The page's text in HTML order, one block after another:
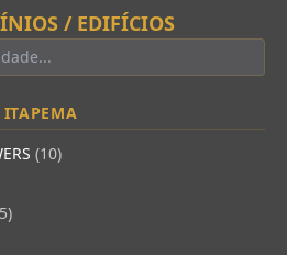
/ EDIFÍCIOS
ITAPEMA
(10)